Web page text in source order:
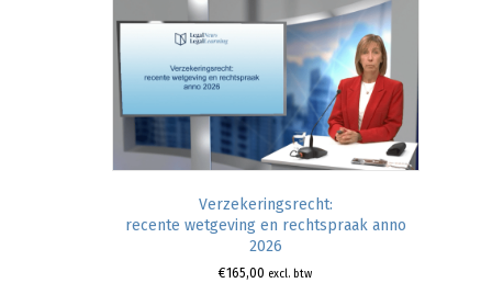
Verzekeringsrecht:
recente wetgeving en rechtspraak anno
2026
€165,00 excl. btw